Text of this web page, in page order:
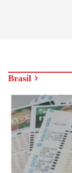
Brasil